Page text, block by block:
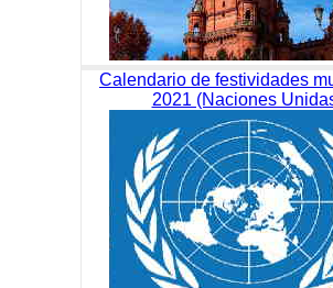
Calendario de festividades
2021 (Naciones